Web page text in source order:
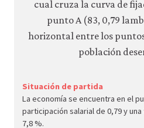
Situación de partida
La economía se encuentra en el
participación salarial de 0,79 y
7,8 %.